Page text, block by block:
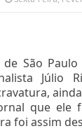
de São
Júlio
que ele
foi assim